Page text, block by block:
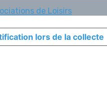
de Loisirs
lors de la collecte